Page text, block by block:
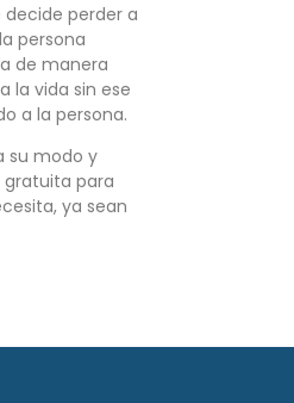
decide perder a
persona
de manera
la vida sin ese
a la persona.
su modo y
gratuita para
ya sean